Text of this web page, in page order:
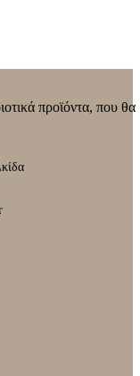
προϊόντα, που θα